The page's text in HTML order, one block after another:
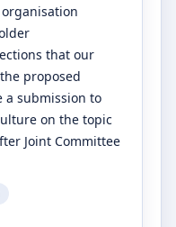
that our
proposed
a submission to
on the topic
Joint Committee